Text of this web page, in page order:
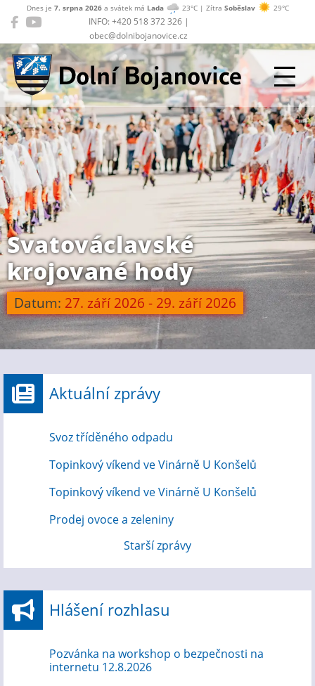
INFO: +420 518 372 326 |
obec@dolnibojanovice.cz
Dnes je 7. srpna 2026a svátek má Lada 23°C | Zítra Soběslav 29°C
Dolní Bojanovice
Svatováclavské
krojované hody
Datum: 27. září 2026 - 29. září 2026
Aktuální zprávy
Svoz tříděného odpadu
Topinkový víkend ve Vinárně U Konšelů
Topinkový víkend ve Vinárně U Konšelů
Prodej ovoce a zeleniny
Starší zprávy
Hlášení rozhlasu
Pozvánka na workshop o bezpečnosti na
internetu 12.8.2026